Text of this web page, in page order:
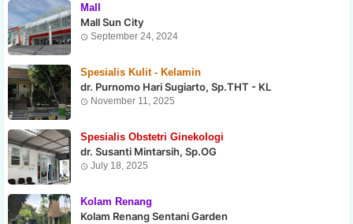
Mall
Mall Sun City
September 24, 2024
Spesialis Kulit - Kelamin
dr. Purnomo Hari Sugiarto, Sp.THT - KL
November 11, 2025
Spesialis Obstetri Ginekologi
dr. Susanti Mintarsih, Sp.OG
July 18, 2025
Kolam Renang
Kolam Renang Sentani Garden